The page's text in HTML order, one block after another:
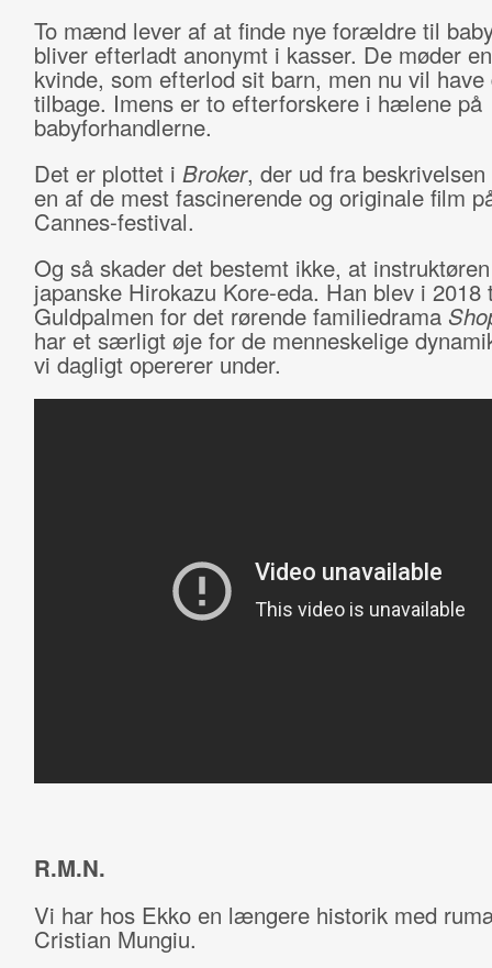
To mænd lever af at finde nye forældre til
bliver efterladt anonymt i kasser. De møder
kvinde, som efterlod sit barn, men nu vil have
tilbage. Imens er to efterforskere i hælene på
babyforhandlerne.
Det er plottet i Broker, der ud fra
en af de mest fascinerende og originale film
Cannes-festival.
Og så skader det bestemt ikke, at
japanske Hirokazu Kore-eda. Han blev i 2018
Guldpalmen for det rørende familiedrama
har et særligt øje for de menneskelige
vi dagligt opererer under.
R.M.N.
Vi har hos Ekko en længere historik med
Cristian Mungiu.